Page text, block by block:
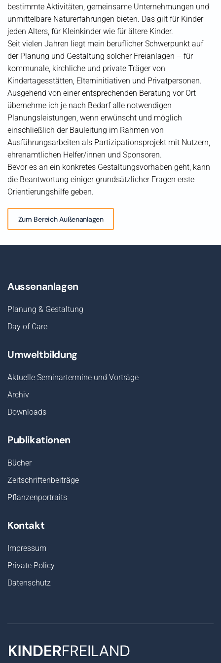
bestimmte Aktivitäten, gemeinsame Unternehmungen und
unmittelbare Naturerfahrungen bieten. Das gilt für Kinder
jeden Alters, für Kleinkinder wie für ältere Kinder.
Seit vielen Jahren liegt mein beruflicher Schwerpunkt auf
der Planung und Gestaltung solcher Freianlagen – für
kommunale, kirchliche und private Träger von
Kindertagesstätten, Elterninitiativen und Privatpersonen.
Ausgehend von einer entsprechenden Beratung vor Ort
übernehme ich je nach Bedarf alle notwendigen
Planungsleistungen, wenn erwünscht und möglich
einschließlich der Bauleitung im Rahmen von
Ausführungsarbeiten als Partizipationsprojekt mit Nutzern,
ehrenamtlichen Helfer/innen und Sponsoren.
Bevor es an ein konkretes Gestaltungsvorhaben geht, kann
die Beantwortung einiger grundsätzlicher Fragen erste
Orientierungshilfe geben.
Zum Bereich Außenanlagen
Aussenanlagen
Planung & Gestaltung
Day of Care
Umweltbildung
Aktuelle Seminartermine und Vorträge
Archiv
Downloads
Publikationen
Bücher
Zeitschriftenbeiträge
Pflanzenportraits
Kontakt
Impressum
Private Policy
Datenschutz